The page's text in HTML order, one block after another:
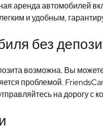
аренда автомобилей
и удобным,
без
возможна. Вы
проблемой.
на дорогу с